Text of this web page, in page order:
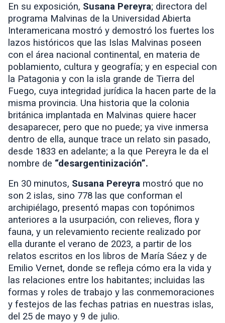
En su exposición, Susana Pereyra; directora del
programa Malvinas de la Universidad Abierta
Interamericana mostró y demostró los fuertes los
lazos históricos que las Islas Malvinas poseen
con el área nacional continental, en materia de
poblamiento, cultura y geografía; y en especial con
la Patagonia y con la isla grande de Tierra del
Fuego, cuya integridad jurídica la hacen parte de la
misma provincia. Una historia que la colonia
británica implantada en Malvinas quiere hacer
desaparecer, pero que no puede; ya vive inmersa
dentro de ella, aunque trace un relato sin pasado,
desde 1833 en adelante; a la que Pereyra le da el
nombre de “desargentinización”.
En 30 minutos, Susana Pereyra mostró que no
son 2 islas, sino 778 las que conforman el
archipiélago, presentó mapas con topónimos
anteriores a la usurpación, con relieves, flora y
fauna, y un relevamiento reciente realizado por
ella durante el verano de 2023, a partir de los
relatos escritos en los libros de María Sáez y de
Emilio Vernet, donde se refleja cómo era la vida y
las relaciones entre los habitantes; incluidas las
formas y roles de trabajo y las conmemoraciones
y festejos de las fechas patrias en nuestras islas,
del 25 de mayo y 9 de julio.